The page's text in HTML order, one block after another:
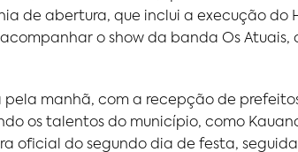
de abertura, que inclui a execução do
o show da banda Os Atuais,
manhã, com a recepção de
os talentos do município, como
oficial do segundo dia de festa,